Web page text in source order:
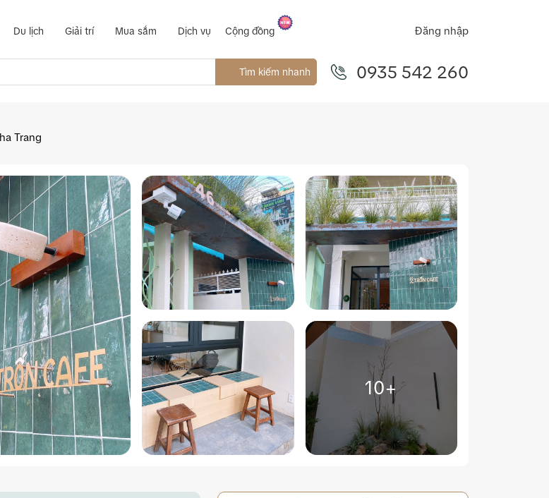
Du lịch Giải trí Mua sắm Dịch vụ Cộng đồng Đăng nhập
Tìm kiếm nhanh 0935 542 260
Trang
10+